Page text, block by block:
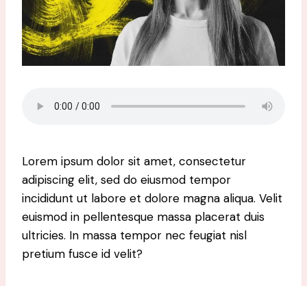
Lorem ipsum dolor sit amet, consectetur
adipiscing elit, sed do eiusmod tempor
incididunt ut labore et dolore magna aliqua. Velit
euismod in pellentesque massa placerat duis
ultricies. In massa tempor nec feugiat nisl
pretium fusce id velit?